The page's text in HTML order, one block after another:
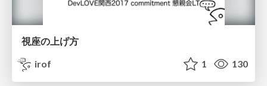
視座の上げ方
irof
1 130